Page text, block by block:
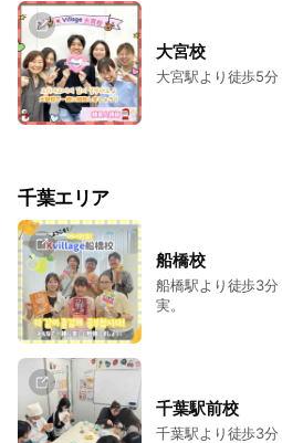
大宮校
大宮駅より徒歩5
千葉エリア
船橋校
船橋駅より徒歩3
実。
千葉駅前校
千葉駅より徒歩3分